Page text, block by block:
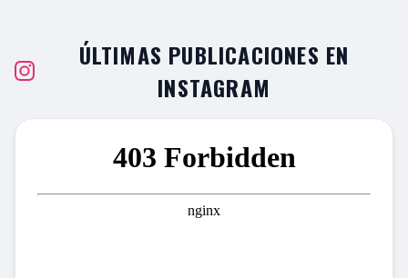
ÚLTIMAS PUBLICACIONES EN
INSTAGRAM